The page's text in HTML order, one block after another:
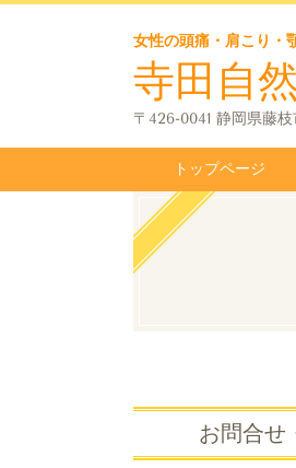
女性の頭痛・肩こり・
寺田自
〒426-0041 静岡県藤枝
トップページ
お問合せ